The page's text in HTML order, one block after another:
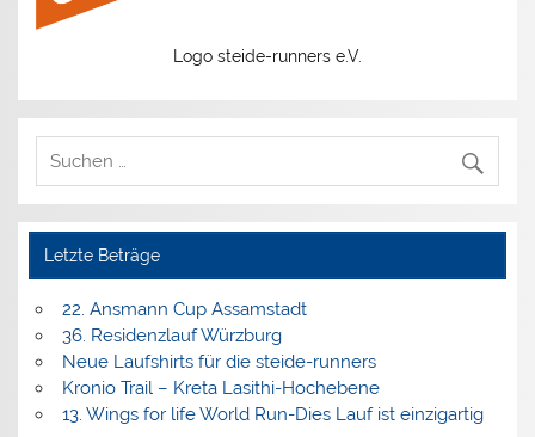
Logo steide-runners e.V.
Letzte Beträge
22. Ansmann Cup Assamstadt
36. Residenzlauf Würzburg
Neue Laufshirts für die steide-runners
Kronio Trail – Kreta Lasithi-Hochebene
13. Wings for life World Run-Dies Lauf ist einzigartig